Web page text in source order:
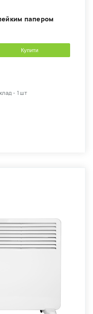
папером
Купити
- 1 шт